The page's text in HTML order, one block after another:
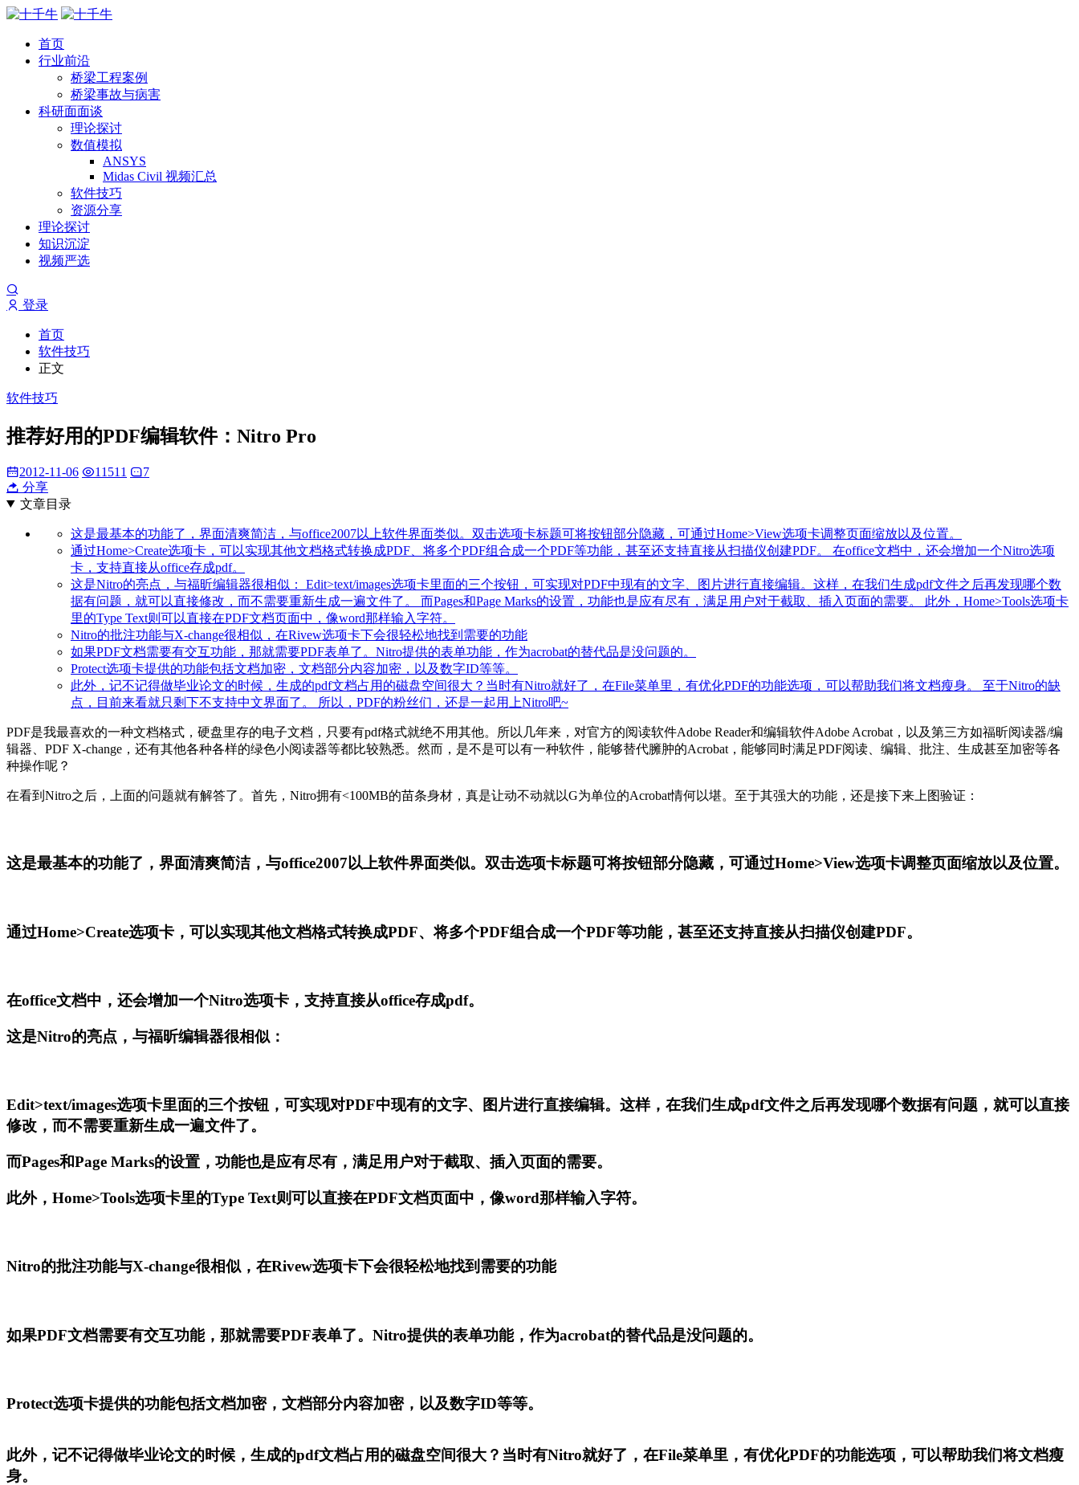
首页
行业前沿
桥梁工程案例
桥梁事故与病害
科研面面谈
理论探讨
数值模拟
ANSYS
Midas Civil 视频汇总
软件技巧
资源分享
理论探讨
知识沉淀
视频严选
登录
首页
软件技巧
正文
软件技巧
推荐好用的PDF编辑软件：Nitro Pro
2012-11-06 11511
7
分享
文章目录
这是最基本的功能了，界面清爽简洁，与office2007以上软件界面类似。双击选项卡标题可将按钮部分隐藏，可通过Home>View选项卡调整页面缩放以及位置。
通过Home>Create选项卡，可以实现其他文档格式转换成PDF、将多个PDF组合成一个PDF等功能，甚至还支持直接从扫描仪创建PDF。 在office文档中，还会增加一个Nitro选项
卡，支持直接从office存成pdf。
这是Nitro的亮点，与福昕编辑器很相似： Edit>text/images选项卡里面的三个按钮，可实现对PDF中现有的文字、图片进行直接编辑。这样，在我们生成pdf文件之后再发现哪个数
据有问题，就可以直接修改，而不需要重新生成一遍文件了。 而Pages和Page Marks的设置，功能也是应有尽有，满足用户对于截取、插入页面的需要。 此外，Home>Tools选项卡
里的Type Text则可以直接在PDF文档页面中，像word那样输入字符。
Nitro的批注功能与X-change很相似，在Rivew选项卡下会很轻松地找到需要的功能
如果PDF文档需要有交互功能，那就需要PDF表单了。Nitro提供的表单功能，作为acrobat的替代品是没问题的。
Protect选项卡提供的功能包括文档加密，文档部分内容加密，以及数字ID等等。
此外，记不记得做毕业论文的时候，生成的pdf文档占用的磁盘空间很大？当时有Nitro就好了，在File菜单里，有优化PDF的功能选项，可以帮助我们将文档瘦身。 至于Nitro的缺
点，目前来看就只剩下不支持中文界面了。 所以，PDF的粉丝们，还是一起用上Nitro吧~
PDF是我最喜欢的一种文档格式，硬盘里存的电子文档，只要有pdf格式就绝不用其他。所以几年来，对官方的阅读软件Adobe Reader和编辑软件Adobe Acrobat，以及第三方如福昕阅读器/编
辑器、PDF X-change，还有其他各种各样的绿色小阅读器等都比较熟悉。然而，是不是可以有一种软件，能够替代臃肿的Acrobat，能够同时满足PDF阅读、编辑、批注、生成甚至加密等各
种操作呢？
在看到Nitro之后，上面的问题就有解答了。首先，Nitro拥有<100MB的苗条身材，真是让动不动就以G为单位的Acrobat情何以堪。至于其强大的功能，还是接下来上图验证：
这是最基本的功能了，界面清爽简洁，与office2007以上软件界面类似。双击选项卡标题可将按钮部分隐藏，可通过Home>View选项卡调整页面缩放以及位置。
通过Home>Create选项卡，可以实现其他文档格式转换成PDF、将多个PDF组合成一个PDF等功能，甚至还支持直接从扫描仪创建PDF。
在office文档中，还会增加一个Nitro选项卡，支持直接从office存成pdf。
这是Nitro的亮点，与福昕编辑器很相似：
Edit>text/images选项卡里面的三个按钮，可实现对PDF中现有的文字、图片进行直接编辑。这样，在我们生成pdf文件之后再发现哪个数据有问题，就可以直接
修改，而不需要重新生成一遍文件了。
而Pages和Page Marks的设置，功能也是应有尽有，满足用户对于截取、插入页面的需要。
此外，Home>Tools选项卡里的Type Text则可以直接在PDF文档页面中，像word那样输入字符。
Nitro的批注功能与X-change很相似，在Rivew选项卡下会很轻松地找到需要的功能
如果PDF文档需要有交互功能，那就需要PDF表单了。Nitro提供的表单功能，作为acrobat的替代品是没问题的。
Protect选项卡提供的功能包括文档加密，文档部分内容加密，以及数字ID等等。
此外，记不记得做毕业论文的时候，生成的pdf文档占用的磁盘空间很大？当时有Nitro就好了，在File菜单里，有优化PDF的功能选项，可以帮助我们将文档瘦
身。